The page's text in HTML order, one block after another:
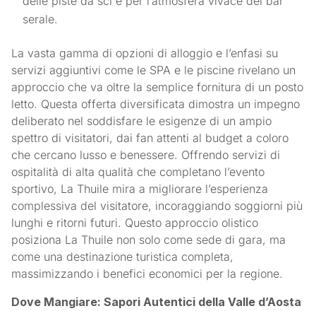
serale.
La vasta gamma di opzioni di alloggio e l’enfasi su
servizi aggiuntivi come le SPA e le piscine rivelano un
approccio che va oltre la semplice fornitura di un posto
letto. Questa offerta diversificata dimostra un impegno
deliberato nel soddisfare le esigenze di un ampio
spettro di visitatori, dai fan attenti al budget a coloro
che cercano lusso e benessere. Offrendo servizi di
ospitalità di alta qualità che completano l’evento
sportivo, La Thuile mira a migliorare l’esperienza
complessiva del visitatore, incoraggiando soggiorni più
lunghi e ritorni futuri. Questo approccio olistico
posiziona La Thuile non solo come sede di gara, ma
come una destinazione turistica completa,
massimizzando i benefici economici per la regione.
Dove Mangiare: Sapori Autentici della Valle d’Aosta